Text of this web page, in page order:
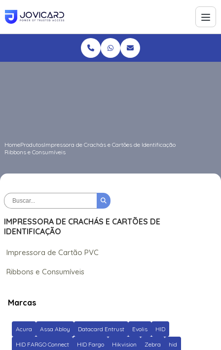
HomeProdutosImpressora de Crachás e Cartões de Identificação
Ribbons e Consumíveis
IMPRESSORA DE CRACHÁS E CARTÕES DE
IDENTIFICAÇÃO
Impressora de Cartão PVC
Ribbons e Consumíveis
Marcas
Acura Assa Abloy Datacard Entrust Evolis HID
HID FARGO Connect HID Fargo Hikvision Zebra hid